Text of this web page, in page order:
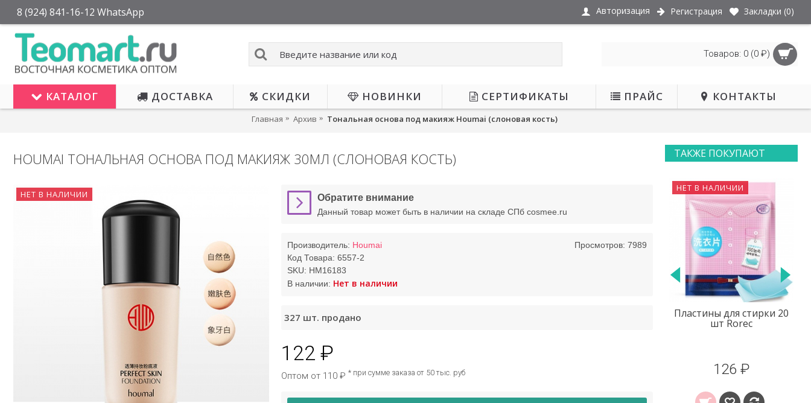
8 (924) 841-16-12 WhatsApp Авторизация Регистрация Закладки (0)
Товаров: 0 (0 ₽)
КАТАЛОГ ДОСТАВКА СКИДКИ НОВИНКИ СЕРТИФИКАТЫ ПРАЙС КОНТАКТЫ
Главная Архив Тональная основа под макияж Houmai (слоновая кость)
ТАКЖЕ ПОКУПАЮТ
Хайлайтер и корректор
Images Play Stick (01
кофе)
76 ₽ 168 ₽
НЕТ В НАЛИЧИИ
Пластины для стирки 20
шт Rorec
126 ₽
HOUMAI ТОНАЛЬНАЯ ОСНОВА ПОД МАКИЯЖ 30МЛ (СЛОНОВАЯ КОСТЬ)
НЕТ В НАЛИЧИИ Обратите внимание
Данный товар может быть в наличии на складе СПб cosmee.ru
Просмотров: 7989
Производитель: Houmai
Код Товара: 6557-2
SKU: HM16183
В наличии: Нет в наличии
327 шт. продано
122 ₽
Оптом от 110 ₽ * при сумме заказа от 50 тыс. руб